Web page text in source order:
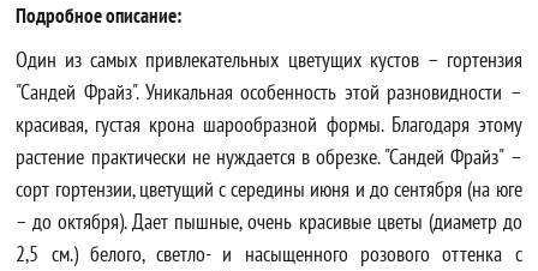
Подробное описание:
Один из самых привлекательных цветущих кустов – гортензия
"Сандей Фрайз". Уникальная особенность этой разновидности –
красивая, густая крона шарообразной формы. Благодаря этому
растение практически не нуждается в обрезке. "Сандей Фрайз" –
сорт гортензии, цветущий с середины июня и до сентября (на юге
– до октября). Дает пышные, очень красивые цветы (диаметр до
2,5 см.) белого, светло- и насыщенного розового оттенка с